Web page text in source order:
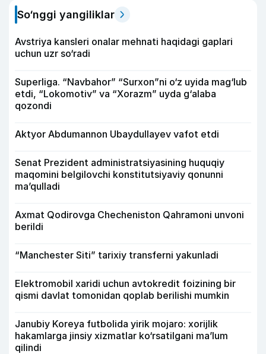
So‘nggi yangiliklar
Avstriya kansleri onalar mehnati haqidagi gaplari
uchun uzr so‘radi
Superliga. “Navbahor” “Surxon”ni o‘z uyida mag‘lub
etdi, “Lokomotiv” va “Xorazm” uyda g‘alaba
qozondi
Aktyor Abdu­mannon Ubaydullayev vafot etdi
Senat Prezident administratsiyasining huquqiy
maqomini belgilovchi konstitutsiyaviy qonunni
ma’qulladi
Axmat Qodirovga Checheniston Qahramoni unvoni
berildi
“Manchester Siti” tarixiy transferni yakunladi
Elektromobil xaridi uchun avtokredit foizining bir
qismi davlat tomonidan qoplab berilishi mumkin
Janubiy Koreya futbolida yirik mojaro: xorijlik
hakamlarga jinsiy xizmatlar ko‘rsatilgani ma’lum
qilindi